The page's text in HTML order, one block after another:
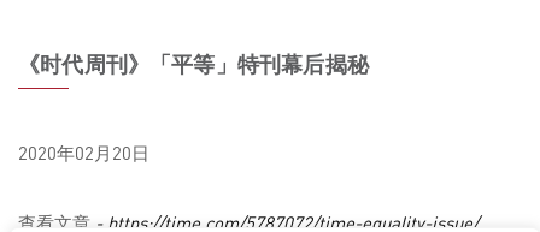
《时代周刊》「平等」特刊幕后揭秘
2020年02月20日
查看文章 - https://time.com/5787072/time-equality-issue/